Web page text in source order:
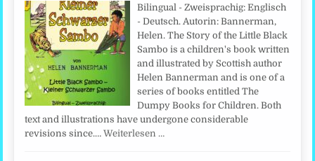
Bilingual - Zweisprachig: Englisch
- Deutsch. Autorin: Bannerman,
Helen. The Story of the Little Black
Sambo is a children's book written
and illustrated by Scottish author
Helen Bannerman and is one of a
series of books entitled The
Dumpy Books for Children. Both
text and illustrations have undergone considerable
revisions since.…Weiterlesen …